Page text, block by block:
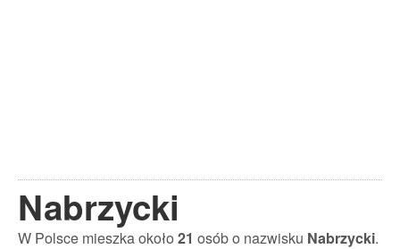
Nabrzycki
W Polsce mieszka około21 osób o nazwisku Nabrzycki.